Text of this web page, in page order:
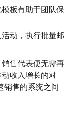
板有助于团队保
动，执行批量邮
售代表便无需再
收入增长的对
销售的系统之间